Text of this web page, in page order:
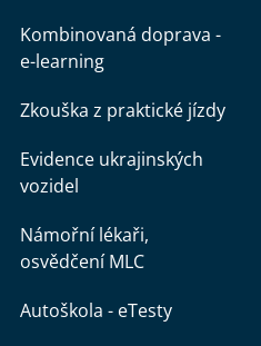
Kombinovaná doprava -
e-learning
Zkouška z praktické jízdy
Evidence ukrajinských
vozidel
Námořní lékaři,
osvědčení MLC
Autoškola - eTesty